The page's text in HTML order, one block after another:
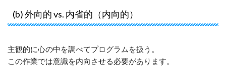
(b) 外向的 vs. 内省的（内向的）
主観的に心の中を調べてプログラムを扱う。
この作業では意識を内向させる必要があります。